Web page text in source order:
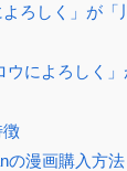
ろしく」が「
ウによろしく
徴
の漫画購入方法